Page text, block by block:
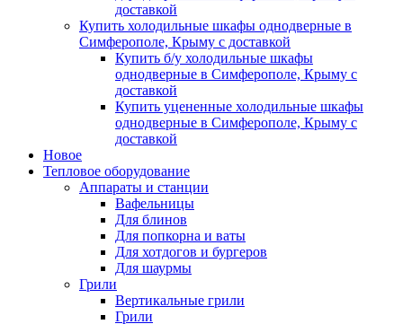
доставкой
Купить холодильные шкафы однодверные в
Симферополе, Крыму с доставкой
Купить б/у холодильные шкафы
однодверные в Симферополе, Крыму с
доставкой
Купить уцененные холодильные шкафы
однодверные в Симферополе, Крыму с
доставкой
Новое
Тепловое оборудование
Аппараты и станции
Вафельницы
Для блинов
Для попкорна и ваты
Для хотдогов и бургеров
Для шаурмы
Грили
Вертикальные грили
Грили